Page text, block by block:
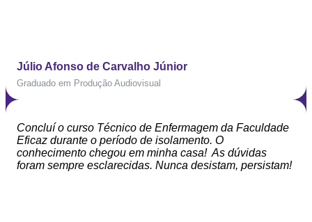
Júlio Afonso de Carvalho Júnior
Graduado em Produção Audiovisual
Concluí o curso Técnico de Enfermagem da Faculdade
Eficaz durante o período de isolamento. O
conhecimento chegou em minha casa! As dúvidas
foram sempre esclarecidas. Nunca desistam, persistam!